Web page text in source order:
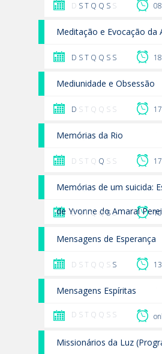
D ST Q Q S S
Meditação e Evocação da
D ST Q Q S S
Mediunidade e Obsessão
D S T Q Q S S
Memórias da Rio
D S T Q Q S S
Memórias de um suicida:
de Yvonne do Amaral
D S T Q QSS
Mensagens de Esperança
D S T Q Q S S
Mensagens Espíritas
D S T Q Q S S
Missionários da Luz